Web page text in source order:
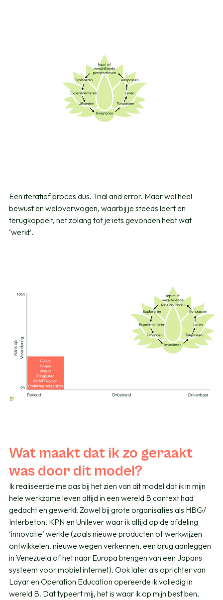
Een iteratief proces dus. Trial and error. Maar wel heel
bewust en weloverwogen, waarbij je steeds leert en
terugkoppelt, net zolang tot je iets gevonden hebt wat
‘werkt’.
Wat maakt dat ik zo geraakt
was door dit model?
Ik realiseerde me pas bij het zien van dit model dat ik in mijn
hele werkzame leven altijd in een wereld B context had
gedacht en gewerkt. Zowel bij grote organisaties als HBG/
Interbeton, KPN en Unilever waar ik altijd op de afdeling
‘innovatie’ werkte (zoals nieuwe producten of werkwijzen
ontwikkelen, nieuwe wegen verkennen, een brug aanleggen
in Venezuela of het naar Europa brengen van een Japans
systeem voor mobiel internet). Ook later als oprichter van
Layar en Operation Education opereerde ik volledig in
wereld B. Dat typeert mij, het is waar ik op mijn best ben,